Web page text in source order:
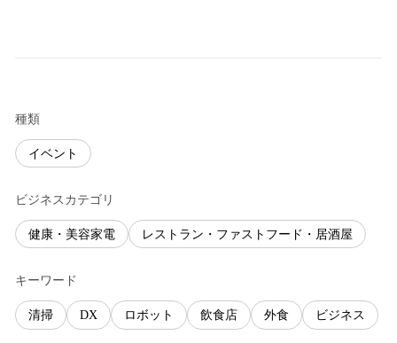
種類
イベント
ビジネスカテゴリ
健康・美容家電 レストラン・ファストフード・居酒屋
キーワード
清掃 DX ロボット 飲食店 外食 ビジネス